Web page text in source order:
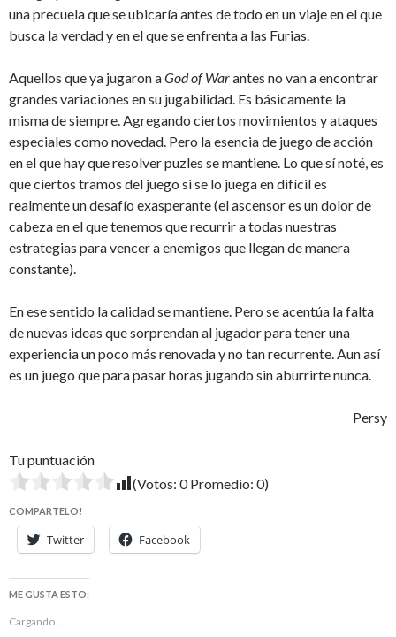
una precuela que se ubicaría antes de todo en un viaje en el que
busca la verdad y en el que se enfrenta a las Furias.
Aquellos que ya jugaron aGod of Warantes no van a encontrar
grandes variaciones en su jugabilidad. Es básicamente la
misma de siempre. Agregando ciertos movimientos y ataques
especiales como novedad. Pero la esencia de juego de acción
en el que hay que resolver puzles se mantiene. Lo que sí noté, es
que ciertos tramos del juego si se lo juega en difícil es
realmente un desafío exasperante (el ascensor es un dolor de
cabeza en el que tenemos que recurrir a todas nuestras
estrategias para vencer a enemigos que llegan de manera
constante).
En ese sentido la calidad se mantiene. Pero se acentúa la falta
de nuevas ideas que sorprendan al jugador para tener una
experiencia un poco más renovada y no tan recurrente. Aun así
es un juego que para pasar horas jugando sin aburrirte nunca.
Persy
Tu puntuación
(Votos: 0Promedio: 0)
COMPARTELO!
Twitter Facebook
ME GUSTA ESTO:
Cargando...